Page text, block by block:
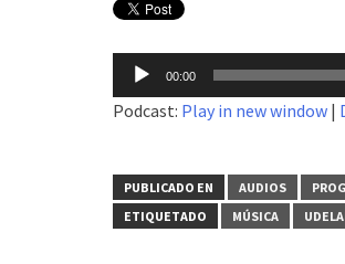
Reproductor
de
audio
00:00
Podcast: Play in new window |
PUBLICADO EN AUDIOS
ETIQUETADO
MÚSICA